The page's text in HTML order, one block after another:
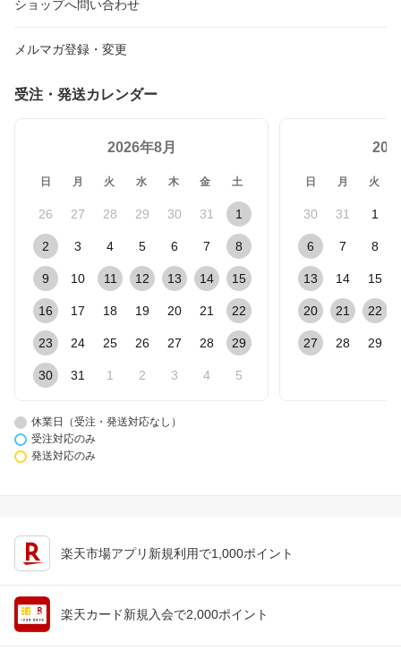
ショップへ問い合わせ
メルマガ登録・変更
受注・発送カレンダー
2026年8月
日 月 火 水 木 金 土
26 27 28 29 30 31 1
2 3 4 5 6 7 8
9 10 11 12 13 14 15
16 17 18 19 20 21 22
23 24 25 26 27 28 29
30 31 1 2 3 4 5
日 月 火
30 31 1
6 7 8
13 14 15
20 21 22
27 28 29
休業日（受注・発送対応なし）
受注対応のみ
発送対応のみ
楽天市場アプリ新規利用で1,000ポイント
楽天カード新規入会で2,000ポイント